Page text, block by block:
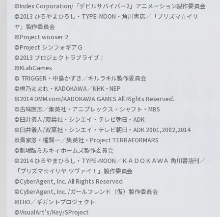
©Index Corporation/「デビルサバイバー2」アニメーション製作委員会
©2013 ひろやまひろし・TYPE-MOON・角川書店／「プリズマ☆イリ
ヤ」製作委員会
©Project wooser 2
©Project シンフォギアＧ
©2013 プロジェクトラブライブ！
©KLabGames
© TRIGGER・中島かずき／キルラキル製作委員会
©橙乃ままれ・KADOKAWA／NHK・NEP
©2014 DMM.com/KADOKAWA GAMES All Rights Reserved.
©古味直志／集英社・アニプレックス・シャフト・MBS
©臼井儀人/双葉社・シンエイ・テレビ朝日・ADK
©臼井儀人/双葉社・シンエイ・テレビ朝日・ADK 2001,2002,2014
©貴家悠・橘賢一／集英社・Project TERRAFORMARS
©劇場版ミルキィホームズ製作委員会
©2014 ひろやまひろし・TYPE-MOON／ＫＡＤＯＫＡＷＡ 角川書店刊／
「プリズマ☆イリヤ ツヴァイ！」製作委員会
©CyberAgent, Inc. All Rights Reserved.
©CyberAgent, Inc. /ガールフレンド（仮）製作委員会
©FHO／ギガントプロジェクト
©VisualArt's/Key/SProject